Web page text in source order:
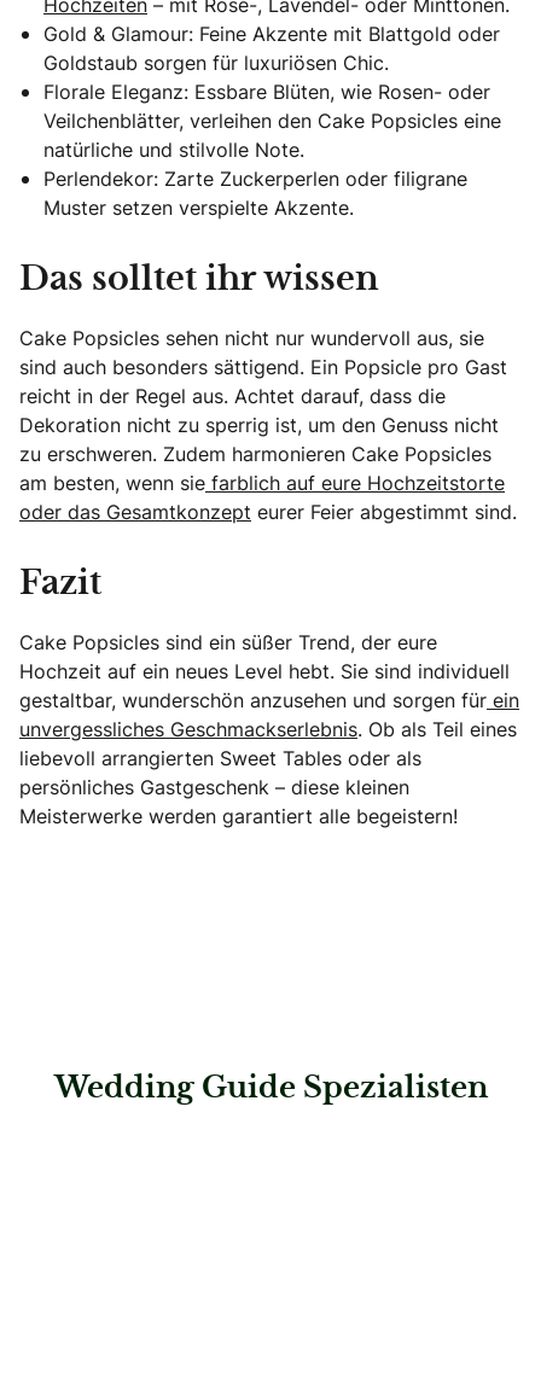
Gold & Glamour: Feine Akzente mit Blattgold oder
Goldstaub sorgen für luxuriösen Chic.
Florale Eleganz: Essbare Blüten, wie Rosen- oder
Veilchenblätter, verleihen den Cake Popsicles eine
natürliche und stilvolle Note.
Perlendekor: Zarte Zuckerperlen oder filigrane
Muster setzen verspielte Akzente.
Das solltet ihr wissen
Cake Popsicles sehen nicht nur wundervoll aus, sie
sind auch besonders sättigend. Ein Popsicle pro Gast
reicht in der Regel aus. Achtet darauf, dass die
Dekoration nicht zu sperrig ist, um den Genuss nicht
zu erschweren. Zudem harmonieren Cake Popsicles
am besten, wenn sie farblich auf eure Hochzeitstorte
oder das Gesamtkonzept eurer Feier abgestimmt sind.
Fazit
Cake Popsicles sind ein süßer Trend, der eure
Hochzeit auf ein neues Level hebt. Sie sind individuell
gestaltbar, wunderschön anzusehen und sorgen für ein
unvergessliches Geschmackserlebnis. Ob als Teil eines
liebevoll arrangierten Sweet Tables oder als
persönliches Gastgeschenk – diese kleinen
Meisterwerke werden garantiert alle begeistern!
Wedding Guide Spezialisten